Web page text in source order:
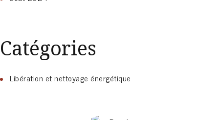
Catégories
Libération et nettoyage énergétique